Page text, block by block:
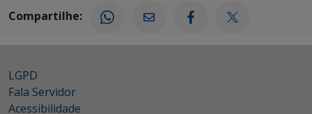
Compartilhe:
LGPD
Fala Servidor
Acessibilidade